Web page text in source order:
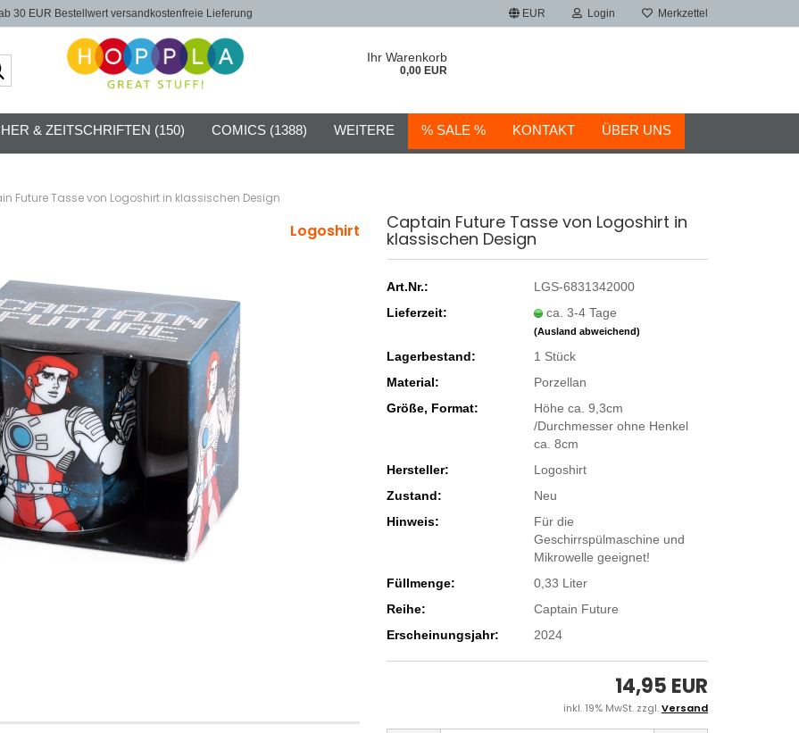
30 EUR Bestellwert versandkostenfreie Lieferung EUR Login Merkzettel
Ihr Warenkorb
0,00 EUR
& ZEITSCHRIFTEN (150) COMICS (1388) % SALE % KONTAKT ÜBER UNS
WEITERE
Future Tasse von Logoshirt in klassischen Design
Logoshirt Captain Future Tasse von Logoshirt in
klassischen Design
Art.Nr.:
LGS-6831342000
Lieferzeit:
ca. 3-4 Tage
(Ausland abweichend)
Lagerbestand: 1 Stück
Material:
Porzellan
Größe, Format:
Höhe ca. 9,3cm
/Durchmesser ohne Henkel
ca. 8cm
Hersteller:
Logoshirt
Zustand:
Neu
Hinweis:
Für die
Geschirrspülmaschine und
Mikrowelle geeignet!
Füllmenge:
0,33 Liter
Reihe:
Captain Future
Erscheinungsjahr:
2024
14,95 EUR
inkl. 19% MwSt. zzgl.Versand